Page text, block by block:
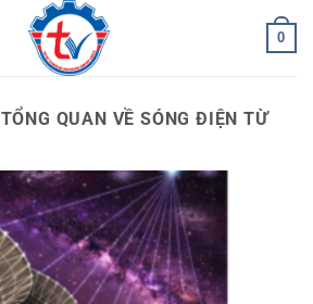
0
TỔNG QUAN VỀ SÓNG ĐIỆN TỪ